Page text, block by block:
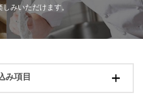
みいただけます。
み項目